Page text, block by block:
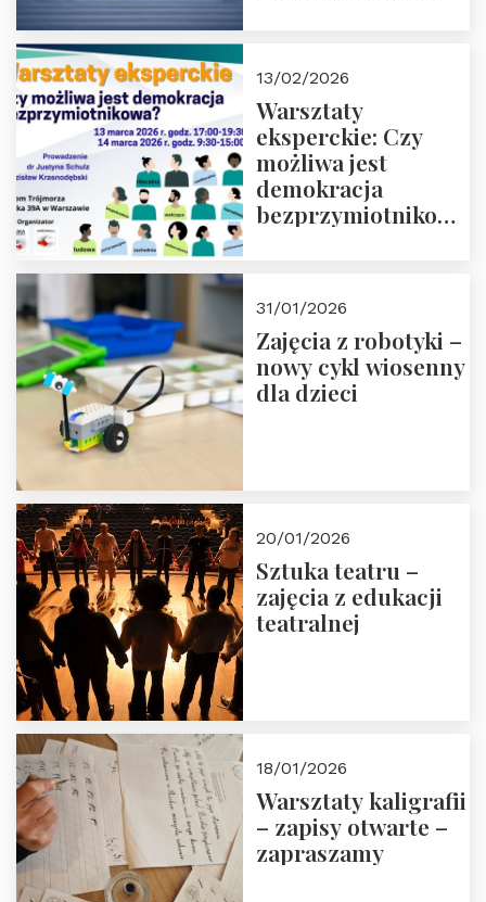
13/02/2026
Warsztaty
eksperckie: Czy
możliwa jest
demokracja
bezprzymiotnikowa?
31/01/2026
Zajęcia z robotyki –
nowy cykl wiosenny
dla dzieci
20/01/2026
Sztuka teatru –
zajęcia z edukacji
teatralnej
18/01/2026
Warsztaty kaligrafii
– zapisy otwarte –
zapraszamy